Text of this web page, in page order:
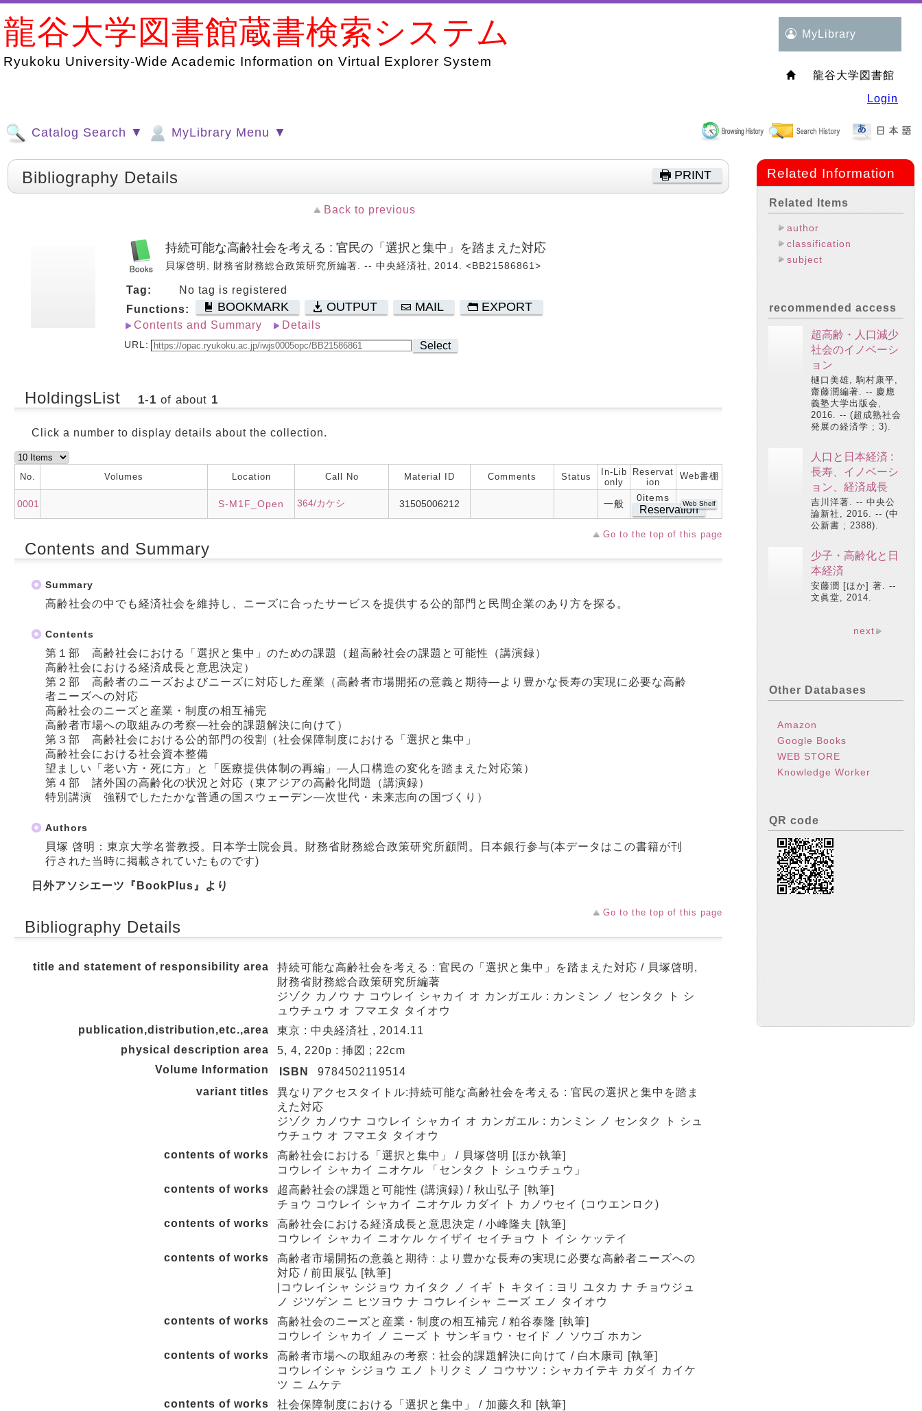
龍谷大学図書館蔵書検索システム
Ryukoku University-Wide Academic Information on Virtual Explorer System
MyLibrary
龍谷大学図書館
Login
Catalog Search ▼ MyLibrary Menu ▼
PRINT
Bibliography Details
Back to previous
持続可能な高齢社会を考える : 官民の「選択と集中」を踏まえた対応
貝塚啓明, 財務省財務総合政策研究所編著. -- 中央経済社, 2014. <BB21586861>
Tag:
No tag is registered
Functions:
BOOKMARK OUTPUT MAIL EXPORT
Contents and Summary Details
URL: Select
HoldingsList 1-1 of about 1
Click a number to display details about the collection.
No. Volumes Location Call No Material ID Comments Status
In-Lib
only
Reservat
ion
Web書棚
0001 S-M1F_Open 364/カケシ 31505006212 一般
0items
Reservation
Web Shelf
Go to the top of this page
Contents and Summary
Summary
高齢社会の中でも経済社会を維持し、ニーズに合ったサービスを提供する公的部門と民間企業のあり方を探る。
Contents
第１部 高齢社会における「選択と集中」のための課題（超高齢社会の課題と可能性（講演録）
高齢社会における経済成長と意思決定）
第２部 高齢者のニーズおよびニーズに対応した産業（高齢者市場開拓の意義と期待―より豊かな長寿の実現に必要な高齢
者ニーズへの対応
高齢社会のニーズと産業・制度の相互補完
高齢者市場への取組みの考察―社会的課題解決に向けて）
第３部 高齢社会における公的部門の役割（社会保障制度における「選択と集中」
高齢社会における社会資本整備
望ましい「老い方・死に方」と「医療提供体制の再編」―人口構造の変化を踏まえた対応策）
第４部 諸外国の高齢化の状況と対応（東アジアの高齢化問題（講演録）
特別講演 強靱でしたたかな普通の国スウェーデン―次世代・未来志向の国づくり）
Authors
貝塚 啓明：東京大学名誉教授。日本学士院会員。財務省財務総合政策研究所顧問。日本銀行参与(本データはこの書籍が刊
行された当時に掲載されていたものです)
日外アソシエーツ『BookPlus』より
Go to the top of this page
Bibliography Details
title and statement of responsibility area
持続可能な高齢社会を考える : 官民の「選択と集中」を踏まえた対応 / 貝塚啓明,
財務省財務総合政策研究所編著
ジゾク カノウ ナ コウレイ シャカイ オ カンガエル : カンミン ノ センタク ト シ
ュウチュウ オ フマエタ タイオウ
publication,distribution,etc.,area
東京 : 中央経済社 , 2014.11
physical description area
5, 4, 220p : 挿図 ; 22cm
Volume Information
ISBN
9784502119514
variant titles
異なりアクセスタイトル:持続可能な高齢社会を考える : 官民の選択と集中を踏ま
えた対応
ジゾク カノウナ コウレイ シャカイ オ カンガエル : カンミン ノ センタク ト シュ
ウチュウ オ フマエタ タイオウ
contents of works
高齢社会における「選択と集中」 / 貝塚啓明 [ほか執筆]
コウレイ シャカイ ニオケル 「センタク ト シュウチュウ」
contents of works
超高齢社会の課題と可能性 (講演録) / 秋山弘子 [執筆]
チョウ コウレイ シャカイ ニオケル カダイ ト カノウセイ (コウエンロク)
contents of works
高齢社会における経済成長と意思決定 / 小峰隆夫 [執筆]
コウレイ シャカイ ニオケル ケイザイ セイチョウ ト イシ ケッテイ
contents of works
高齢者市場開拓の意義と期待 : より豊かな長寿の実現に必要な高齢者ニーズへの
対応 / 前田展弘 [執筆]
|コウレイシャ シジョウ カイタク ノ イギ ト キタイ : ヨリ ユタカ ナ チョウジュ
ノ ジツゲン ニ ヒツヨウ ナ コウレイシャ ニーズ エノ タイオウ
contents of works
高齢社会のニーズと産業・制度の相互補完 / 粕谷泰隆 [執筆]
コウレイ シャカイ ノ ニーズ ト サンギョウ・セイド ノ ソウゴ ホカン
contents of works
高齢者市場への取組みの考察 : 社会的課題解決に向けて / 白木康司 [執筆]
コウレイシャ シジョウ エノ トリクミ ノ コウサツ : シャカイテキ カダイ カイケ
ツ ニ ムケテ
contents of works
社会保障制度における「選択と集中」 / 加藤久和 [執筆]
Related Information
Related Items
author
classification
subject
recommended access
超高齢・人口減少
社会のイノベーシ
ョン
樋口美雄, 駒村康平,
齋藤潤編著. -- 慶應
義塾大学出版会,
2016. -- (超成熟社会
発展の経済学 ; 3).
人口と日本経済 :
長寿、イノベーシ
ョン、経済成長
吉川洋著. -- 中央公
論新社, 2016. -- (中
公新書 ; 2388).
少子・高齢化と日
本経済
安藤潤 [ほか] 著. --
文眞堂, 2014.
next
Other Databases
Amazon
Google Books
WEB STORE
Knowledge Worker
QR code